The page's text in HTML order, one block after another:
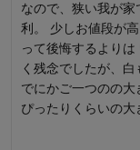
なので、狭い我が
利。 少しお値段が
って後悔するより
く残念でしたが、
でにかご一つのの大
ぴったりくらいの大
真ん中近くで、ち
商品のご購入、なら
このたびは、ご希望
と、誠に申し訳ござ